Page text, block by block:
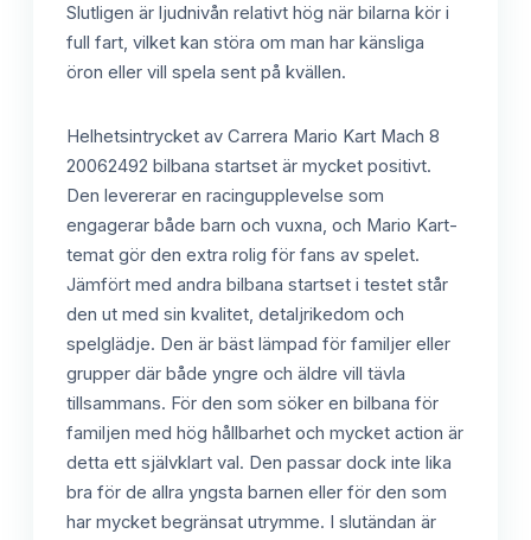
Slutligen är ljudnivån relativt hög när bilarna kör i
full fart, vilket kan störa om man har känsliga
öron eller vill spela sent på kvällen.
Helhetsintrycket av Carrera Mario Kart Mach 8
20062492 bilbana startset är mycket positivt.
Den levererar en racingupplevelse som
engagerar både barn och vuxna, och Mario Kart-
temat gör den extra rolig för fans av spelet.
Jämfört med andra bilbana startset i testet står
den ut med sin kvalitet, detaljrikedom och
spelglädje. Den är bäst lämpad för familjer eller
grupper där både yngre och äldre vill tävla
tillsammans. För den som söker en bilbana för
familjen med hög hållbarhet och mycket action är
detta ett självklart val. Den passar dock inte lika
bra för de allra yngsta barnen eller för den som
har mycket begränsat utrymme. I slutändan är